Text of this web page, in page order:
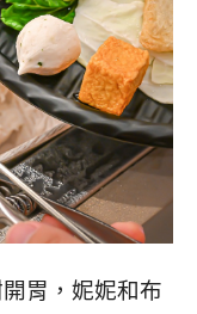
胃，妮妮和布